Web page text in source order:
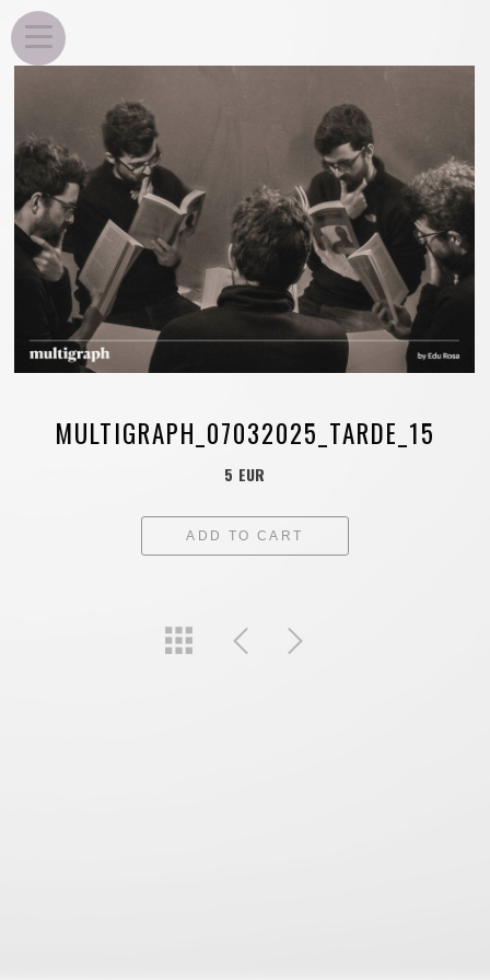
MULTIGRAPH_07032025_TARDE_15
5 EUR
ADD TO CART